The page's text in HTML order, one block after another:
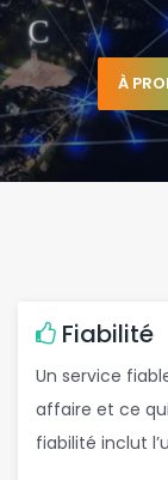
w
À
Fiabilité
Un service
affaire et ce
fiabilité inclut